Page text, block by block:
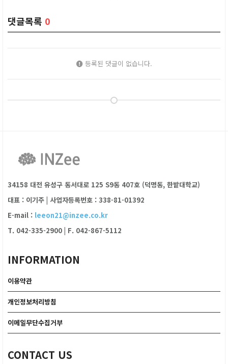
댓글목록 0
등록된 댓글이 없습니다.
34158 대전 유성구 동서대로 125 S9동 407호 (덕명동, 한밭대학교)
대표 : 이기주 | 사업자등록번호 : 338-81-01392
E-mail : leeon21@inzee.co.kr
T. 042-335-2900 | F. 042-867-5112
INFORMATION
이용약관
개인정보처리방침
이메일무단수집거부
CONTACT US